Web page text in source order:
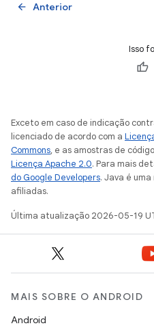
Anterior
arrow_back
Isso
Exceto em caso de indicação
licenciado de acordo com a
Commons, e as amostras de
Licença Apache 2.0. Para mais
do Google Developers. Java é
afiliadas.
Última atualização 2026-05-19
MAIS SOBRE O ANDROID
Android